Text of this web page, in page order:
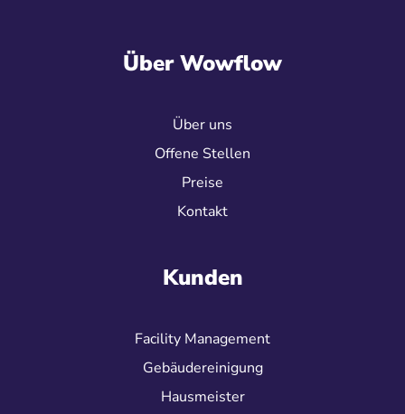
Über Wowflow
Über uns
Offene Stellen
Preise
Kontakt
Kunden
Facility Management
Gebäudereinigung
Hausmeister